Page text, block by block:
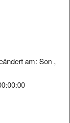
am: Son ,